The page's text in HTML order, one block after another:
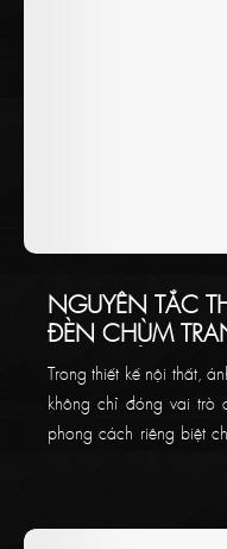
NGUYÊN TẮC
ĐÈN CHÙM
GIAN CỦA BẠN
Trong thiết kế nội thất,
không chỉ đóng vai trò
phong cách riêng biệt